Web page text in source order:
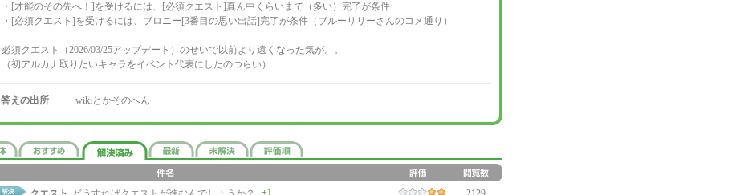
・[才能のその先へ！]を受けるには、[必須クエスト]真ん中くらいまで（多い）完了が条件
・[必須クエスト]を受けるには、ブロニー[3番目の思い出話]完了が条件（ブルーリリーさんのコメ通り）
必須クエスト（2026/03/25アップデート）のせいで以前より遠くなった気が。。
（初アルカナ取りたいキャラをイベント代表にしたのつらい）
答えの出所 wikiとかそのへん
+1